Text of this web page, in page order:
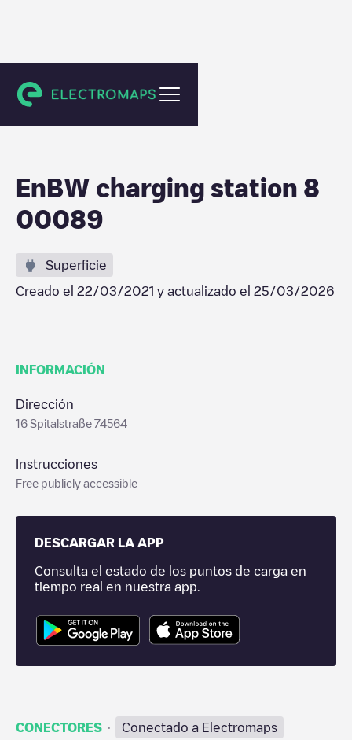
Crailsheim
EnBW charging station 8
00089
Superficie
Creado el 22/03/2021 y actualizado el 25/03/2026
INFORMACIÓN
Dirección
16 Spitalstraße 74564
Instrucciones
Free publicly accessible
DESCARGAR LA APP
Consulta el estado de los puntos de carga en
tiempo real en nuestra app.
CONECTORES · Conectado a Electromaps